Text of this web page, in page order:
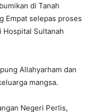
di Tanah
Empat selepas proses
Hospital Sultanah
Allahyarham dan
mangsa.
Negeri Perlis,